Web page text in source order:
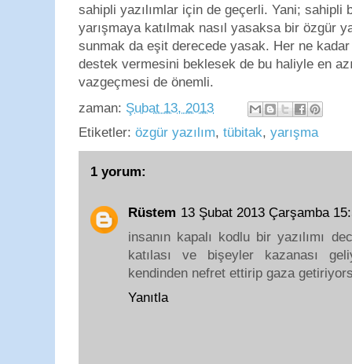
sahipli yazılımlar için de geçerli. Yani; sahipli
yarışmaya katılmak nasıl yasaksa bir özgür
sunmak da eşit derecede yasak. Her ne kadar
destek vermesini beklesek de bu haliyle en
vazgeçmesi de önemli.
zaman: Şubat 13, 2013
Etiketler: özgür yazılım, tübitak, yarışma
1 yorum:
Rüstem 13 Şubat 2013 Çarşamba
insanın kapalı kodlu bir yazılımı
katılası ve bişeyler kazanası
kendinden nefret ettirip gaza
Yanıtla